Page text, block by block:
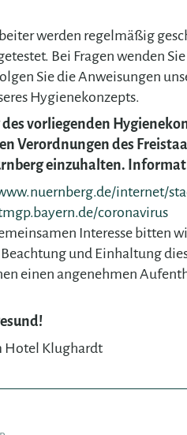
werden regelmäßig
Bei Fragen wenden
Sie die Anweisungen
Hygienekonzepts.
vorliegenden
Verordnungen des
einzuhalten.
internet/
coronavirus
Interesse bitten
und Einhaltung
einen angenehmen
Hotel Klughardt